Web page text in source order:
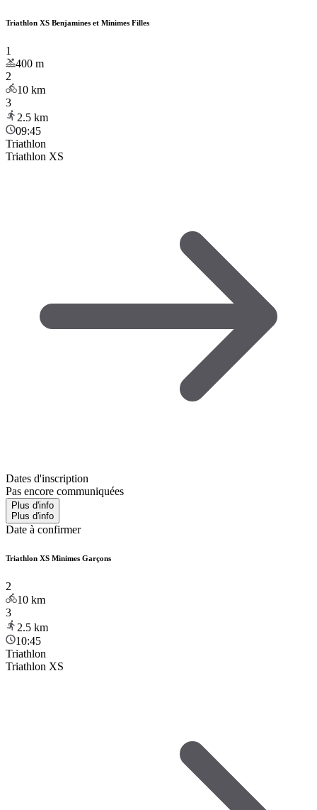
Triathlon XS Benjamines et Minimes Filles
1
400 m
2
10 km
3
2.5 km
09:45
Triathlon
Triathlon XS
Dates d'inscription
Pas encore communiquées
Plus d'info
Plus d'info
Date à confirmer
Triathlon XS Minimes Garçons
2
10 km
3
2.5 km
10:45
Triathlon
Triathlon XS